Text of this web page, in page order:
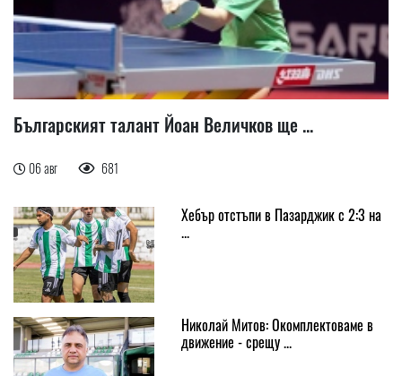
Българският талант Йоан Величков ще ...
06 авг 681
Хебър отстъпи в Пазарджик с 2:3 на
...
Николай Митов: Окомплектоваме в
движение - срещу ...